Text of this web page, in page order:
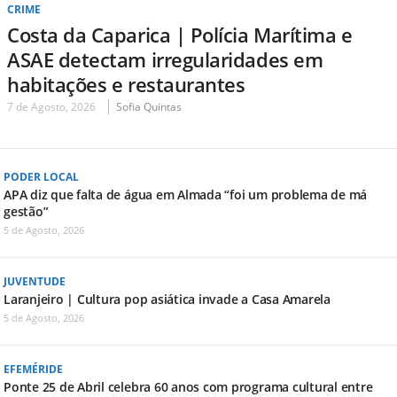
CRIME
Costa da Caparica | Polícia Marítima e
ASAE detectam irregularidades em
habitações e restaurantes
7 de Agosto, 2026 Sofia Quintas
PODER LOCAL
APA diz que falta de água em Almada “foi um problema de má
gestão”
5 de Agosto, 2026
JUVENTUDE
Laranjeiro | Cultura pop asiática invade a Casa Amarela
5 de Agosto, 2026
EFEMÉRIDE
Ponte 25 de Abril celebra 60 anos com programa cultural entre